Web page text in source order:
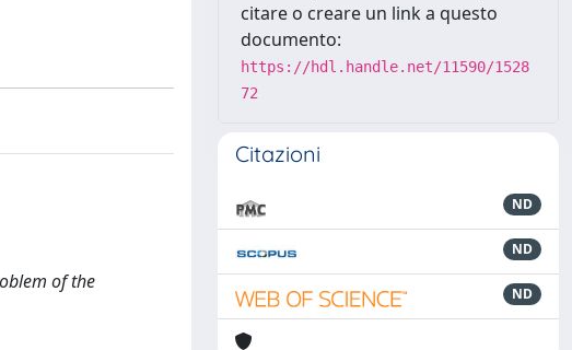
of the
citare o creare un link a questo
documento:
https://hdl.handle.net/11590/1528
72
Citazioni
ND
ND
ND